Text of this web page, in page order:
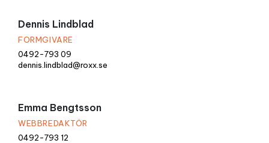
Dennis Lindblad
FORMGIVARE
0492-793 09
dennis.lindblad@roxx.se
Emma Bengtsson
WEBBREDAKTÖR
0492-793 12